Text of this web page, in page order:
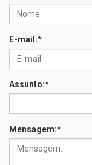
E-mail:*
Assunto:*
Mensagem:*